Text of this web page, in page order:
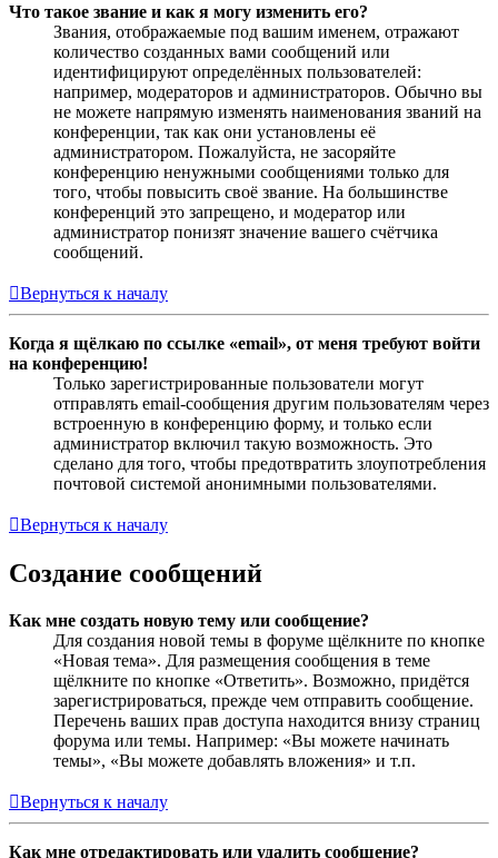
Что такое звание и как я могу изменить его?
Звания, отображаемые под вашим именем, отражают
количество созданных вами сообщений или
идентифицируют определённых пользователей:
например, модераторов и администраторов. Обычно вы
не можете напрямую изменять наименования званий на
конференции, так как они установлены её
администратором. Пожалуйста, не засоряйте
конференцию ненужными сообщениями только для
того, чтобы повысить своё звание. На большинстве
конференций это запрещено, и модератор или
администратор понизят значение вашего счётчика
сообщений.
Вернуться к началу
Когда я щёлкаю по ссылке «email», от меня требуют войти
на конференцию!
Только зарегистрированные пользователи могут
отправлять email-сообщения другим пользователям через
встроенную в конференцию форму, и только если
администратор включил такую возможность. Это
сделано для того, чтобы предотвратить злоупотребления
почтовой системой анонимными пользователями.
Вернуться к началу
Создание сообщений
Как мне создать новую тему или сообщение?
Для создания новой темы в форуме щёлкните по кнопке
«Новая тема». Для размещения сообщения в теме
щёлкните по кнопке «Ответить». Возможно, придётся
зарегистрироваться, прежде чем отправить сообщение.
Перечень ваших прав доступа находится внизу страниц
форума или темы. Например: «Вы можете начинать
темы», «Вы можете добавлять вложения» и т.п.
Вернуться к началу
Как мне отредактировать или удалить сообщение?